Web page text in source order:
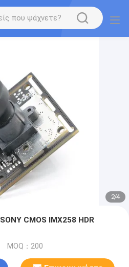
2/4
CMOS IMX258 HDR
MOQ：200